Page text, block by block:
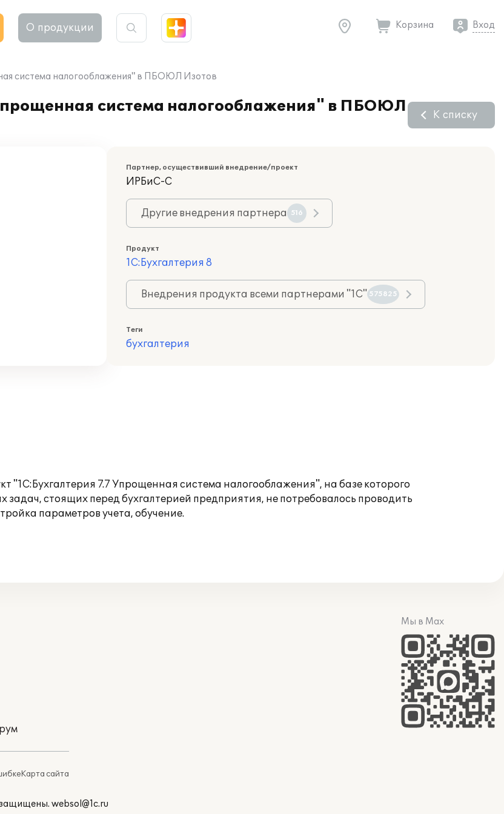
О продукции Корзина Вход
система налогооблажения" в ПБОЮЛ Изотов
система налогооблажения" в ПБОЮЛ
К списку
Партнер, осуществивший внедрение/проект
ИРБиС-С
Другие внедрения партнера 516
Продукт
1С:Бухгалтерия 8
Внедрения продукта всеми партнерами "1С" 575825
Теги
бухгалтерия
7.7 Упрощенная система налогооблажения", на базе которого
стоящих перед бухгалтерией предприятия, не потребовалось проводить
параметров учета, обучение.
Карта сайта
Мы в Max
защищены. websol@1c.ru